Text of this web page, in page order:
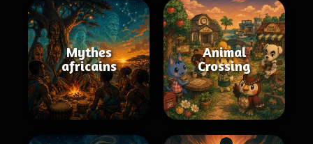
Mythes
africains
Animal
Crossing